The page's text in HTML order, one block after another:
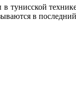
тунисской
в